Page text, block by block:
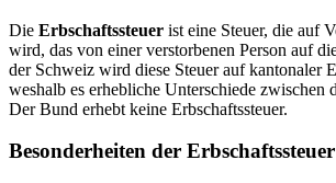
Die Erbschaftssteuer ist eine Steuer, die auf
wird, das von einer verstorbenen Person auf
der Schweiz wird diese Steuer auf kantonaler
weshalb es erhebliche Unterschiede zwischen
Der Bund erhebt keine Erbschaftssteuer.
Besonderheiten der